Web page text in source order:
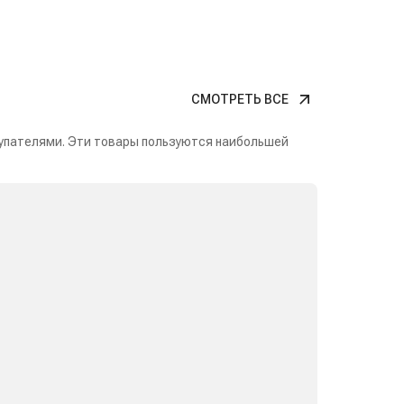
СМОТРЕТЬ ВСЕ
Эти товары пользуются наибольшей